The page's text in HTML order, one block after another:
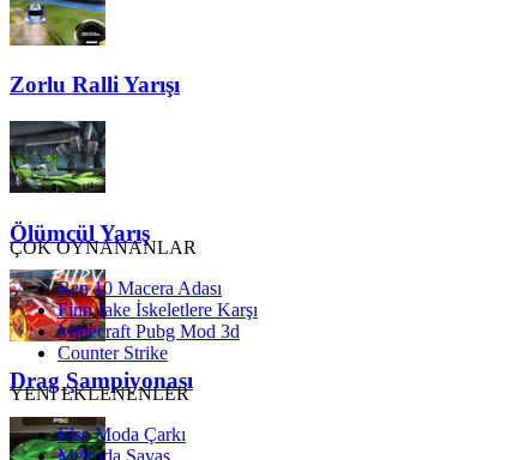
Zorlu Ralli Yarışı
Ölümcül Yarış
Drag Şampiyonası
ÇOK OYNANANLAR
Ben 10 Macera Adası
Finn Jake İskeletlere Karşı
Minecraft Pubg Mod 3d
Counter Strike
YENİ EKLENENLER
Elsa Moda Çarkı
Metroda Savaş